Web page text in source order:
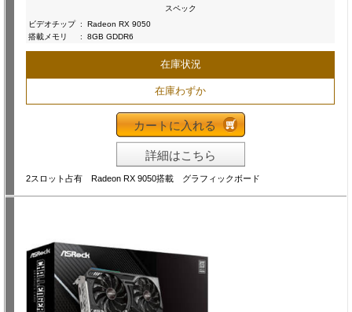
スペック
ビデオチップ :
Radeon RX 9050
搭載メモリ
: 8GB GDDR6
在庫状況
在庫わずか
カートに入れる
詳細はこちら
2スロット占有 Radeon RX 9050搭載 グラフィックボード